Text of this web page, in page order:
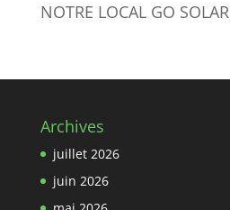
NOTRE LOCAL GO SOLAR
Archives
juillet 2026
juin 2026